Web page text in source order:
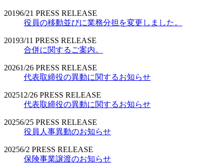
20196/21 PRESS RELEASE
役員の移動並びに業務分担を変更しました。
20193/11 PRESS RELEASE
合併に関するご案内。
20261/26 PRESS RELEASE
代表取締役の異動に関するお知らせ
202512/26 PRESS RELEASE
代表取締役の異動に関するお知らせ
20256/25 PRESS RELEASE
役員人事異動のお知らせ
20256/2 PRESS RELEASE
保険事業譲渡のお知らせ